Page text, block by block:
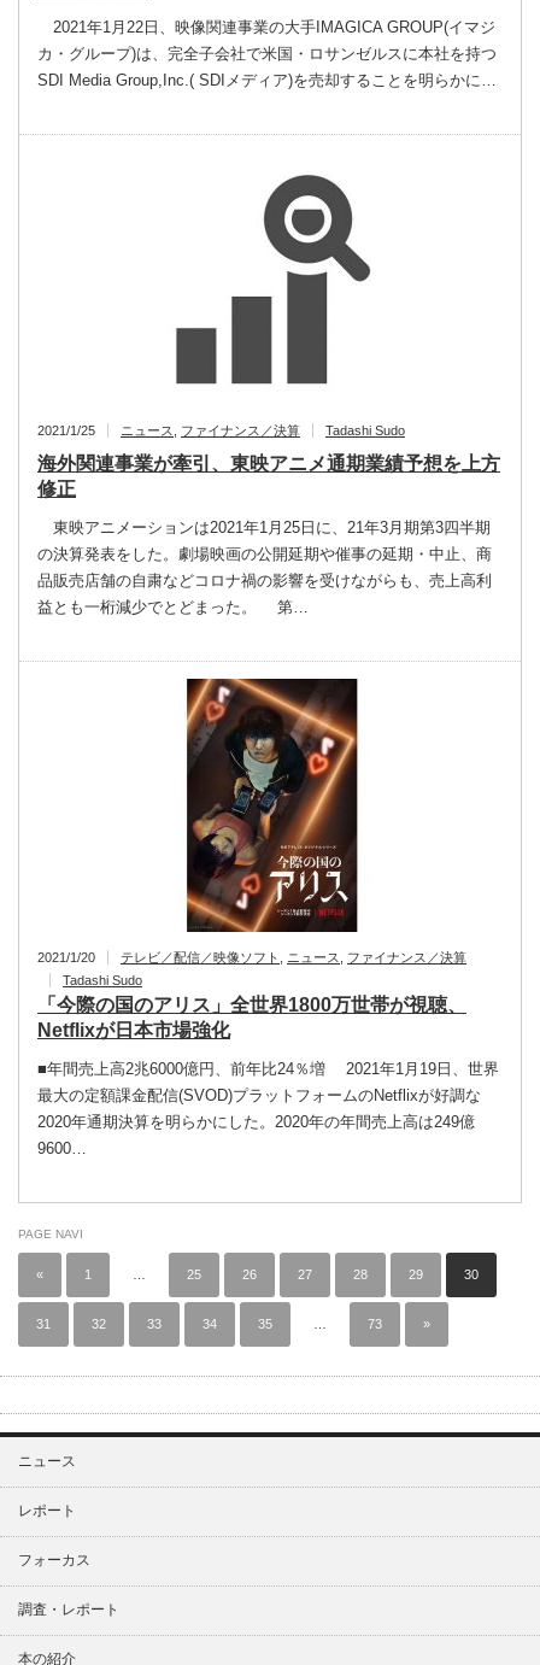
2021年1月22日、映像関連事業の大手IMAGICA GROUP(イマジ
カ・グループ)は、完全子会社で米国・ロサンゼルスに本社を持つ
SDI Media Group,Inc.( SDIメディア)を売却することを明らかに…
2021/1/25 ニュース ファイナンス／決算 Tadashi Sudo
海外関連事業が牽引、東映アニメ通期業績予想を上方
修正
東映アニメーションは2021年1月25日に、21年3月期第3四半期
の決算発表をした。劇場映画の公開延期や催事の延期・中止、商
品販売店舗の自粛などコロナ禍の影響を受けながらも、売上高利
益とも一桁減少でとどまった。 第…
2021/1/20 テレビ／配信／映像ソフト ニュース
ファイナンス／決算
Tadashi Sudo
「今際の国のアリス」全世界1800万世帯が視聴、
Netflixが日本市場強化
■年間売上高2兆6000億円、前年比24％増 2021年1月19日、世界
最大の定額課金配信(SVOD)プラットフォームのNetflixが好調な
2020年通期決算を明らかにした。2020年の年間売上高は249億
9600…
PAGE NAVI
« 1 25 26 27 28 29 30
31 32 33 34 35 73 »
ニュース
レポート
フォーカス
調査・レポート
本の紹介